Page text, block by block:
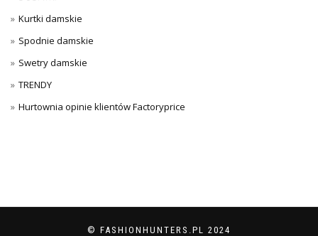
Kurtki damskie
Spodnie damskie
Swetry damskie
TRENDY
Hurtownia opinie klientów Factoryprice
© FASHIONHUNTERS.PL 2024